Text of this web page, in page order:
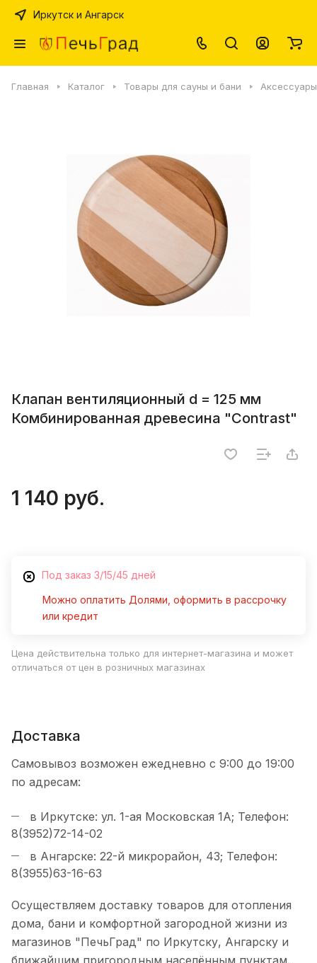
Иркутск и Ангарск
Главная Каталог Товары для сауны и бани
Клапан вентиляционный d = 125 мм
Комбинированная древесина "Contrast"
1 140 руб.
Под заказ 3/15/45 дней
Можно оплатить Долями, оформить в рассрочку
или кредит
Цена действительна только для интернет-магазина и может
отличаться от цен в розничных магазинах
Доставка
Самовывоз возможен ежедневно с 9:00 до 19:00
по адресам:
в Иркутске: ул. 1-ая Московская 1А; Телефон:
8(3952)72-14-02
в Ангарске: 22-й микрорайон, 43; Телефон:
8(3955)63-16-63
Осуществляем доставку товаров для отопления
дома, бани и комфортной загородной жизни из
магазинов "ПечьГрад" по Иркутску, Ангарску и